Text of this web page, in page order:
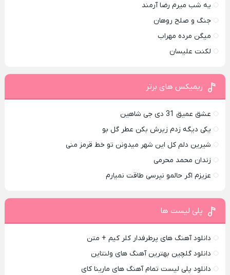
یه شب میرم رضا آرمند
جنگ و صلح روهان
میگن مرده مهراب
لکنت علیسان
ریمیکس های برتر
عشق عمیق 31 دی جی شاهین
یکی دیگه زدم زیرش بکن عطر گل بو
شیرین دلم کل این شهر میدونن تو خط قرمز منی
زندان محمد محرمی
عزیزم اگر حالمو نپرسی طاقت نمیارم
پلی لیست ها
دانلود آهنگ های پرطرفدار کلر کیم + متن
دانلود گلچین بهترین آهنگ های ولنتاین
دانلود پلی لیست تمام آهنگ های مارینا کای